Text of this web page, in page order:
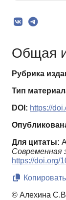
Общая
Рубрика
Тип
DOI: https://
Для цитаты:
Современная
https://doi.org/
© Алехина